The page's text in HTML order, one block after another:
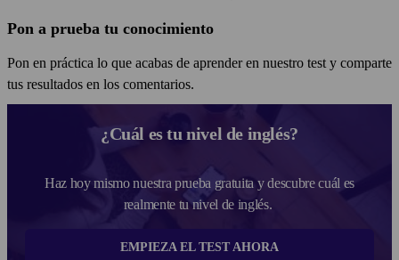
Pon a prueba tu conocimiento
Pon en práctica lo que acabas de aprender en nuestro test y comparte
tus resultados en los comentarios.
¿Cuál es tu nivel de inglés?
Haz hoy mismo nuestra prueba gratuita y descubre cuál es
realmente tu nivel de inglés.
EMPIEZA EL TEST AHORA